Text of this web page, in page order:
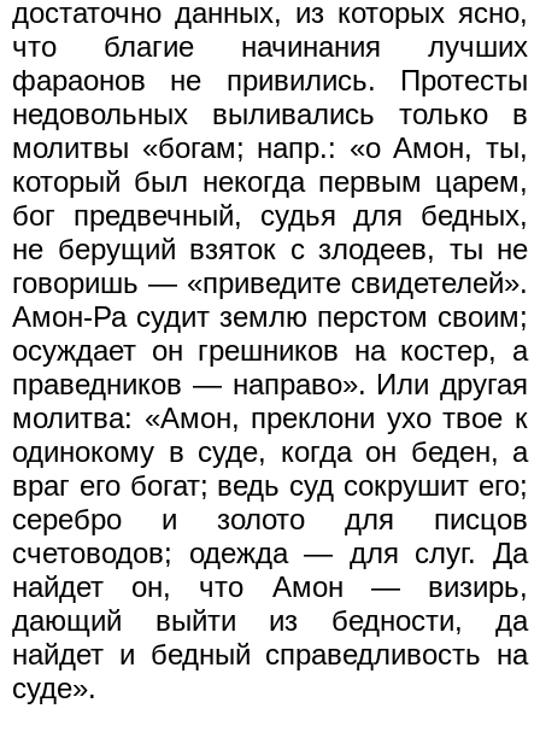
достаточно данных, из которых ясно,
что благие начинания лучших
фараонов не привились. Протесты
недовольных выливались только в
молитвы «богам; напр.: «о Амон, ты,
который был некогда первым царем,
бог предвечный, судья для бедных,
не берущий взяток с злодеев, ты не
говоришь — «приведите свидетелей».
Амон-Ра судит землю перстом своим;
осуждает он грешников на костер, а
праведников — направо». Или другая
молитва: «Амон, преклони ухо твое к
одинокому в суде, когда он беден, а
враг его богат; ведь суд сокрушит его;
серебро и золото для писцов
счетоводов; одежда — для слуг. Да
найдет он, что Амон — визирь,
дающий выйти из бедности, да
найдет и бедный справедливость на
суде».